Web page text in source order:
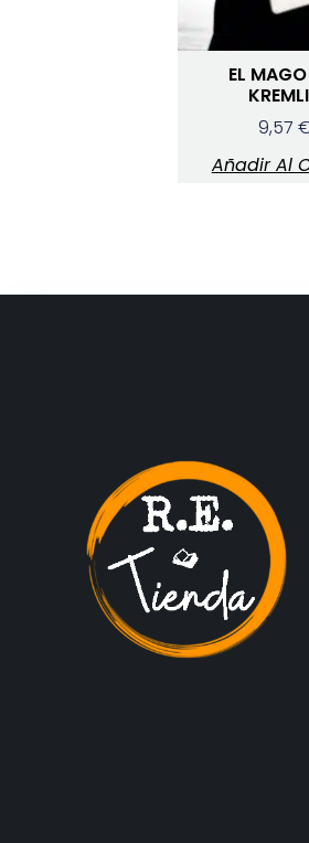
EL
9,57
Añadir Al